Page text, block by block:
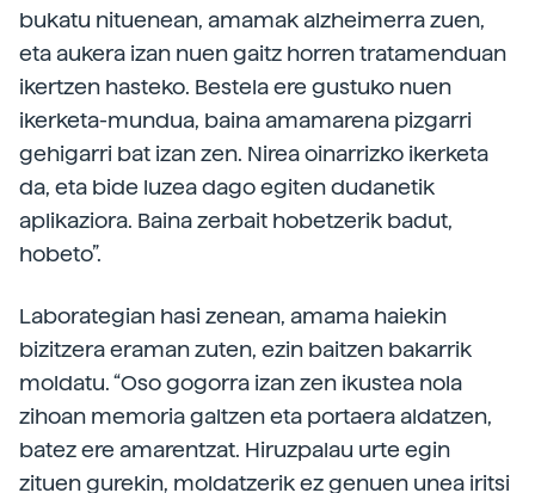
bukatu nituenean, amamak alzheimerra zuen,
eta aukera izan nuen gaitz horren tratamenduan
ikertzen hasteko. Bestela ere gustuko nuen
ikerketa-mundua, baina amamarena pizgarri
gehigarri bat izan zen. Nirea oinarrizko ikerketa
da, eta bide luzea dago egiten dudanetik
aplikaziora. Baina zerbait hobetzerik badut,
hobeto”.
Laborategian hasi zenean, amama haiekin
bizitzera eraman zuten, ezin baitzen bakarrik
moldatu. “Oso gogorra izan zen ikustea nola
zihoan memoria galtzen eta portaera aldatzen,
batez ere amarentzat. Hiruzpalau urte egin
zituen gurekin, moldatzerik ez genuen unea iritsi